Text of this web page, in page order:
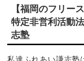
【福岡のフリー
特定非営利活動
志塾
私達ふれあい謙志塾